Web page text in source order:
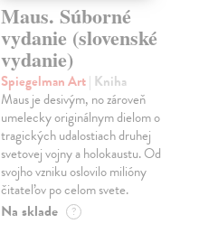
Maus. Súborné
vydanie (slovenské
vydanie)
Spiegelman Art| Kniha
Maus je desivým, no zároveň
umelecky originálnym dielom o
tragických udalostiach druhej
svetovej vojny a holokaustu. Od
svojho vzniku oslovilo milióny
čitateľov po celom svete.
Na sklade ?